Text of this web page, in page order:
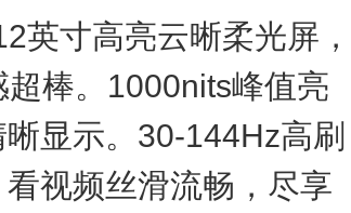
寸高亮云晰柔光屏，
棒。1000nits峰值亮
显示。30-144Hz高刷
视频丝滑流畅，尽享